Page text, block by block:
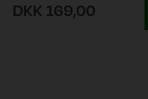
DKK 169,00